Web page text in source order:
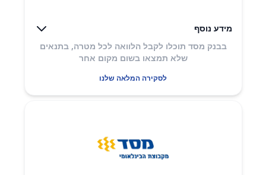
מידע נוסף
בבנק מסד תוכלו לקבל הלוואה לכל מטרה, בתנאים
שלא תמצאו בשום מקום אחר
לסקירה המלאה שלנו